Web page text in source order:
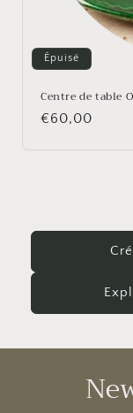
Épuisé
Centre de table
Prix
€60,00